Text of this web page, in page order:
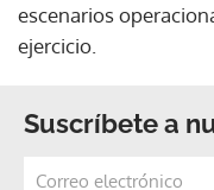
escenarios
ejercicio.
Suscríbete a